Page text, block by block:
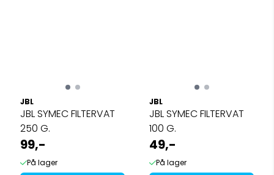
JBL
JBL SYMEC FILTERVAT
250 G.
99,-
På lager
JBL
JBL SYMEC FILTERVAT
100 G.
49,-
På lager